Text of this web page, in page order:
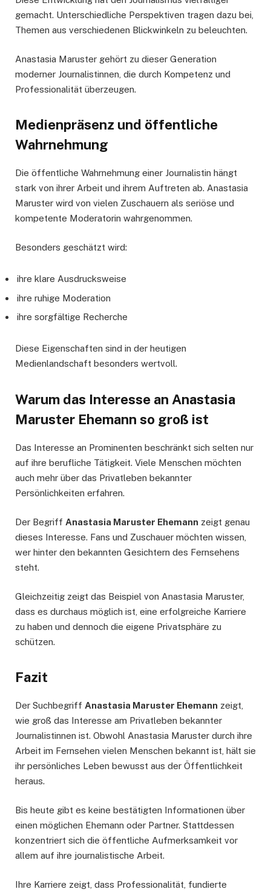
gemacht. Unterschiedliche Perspektiven tragen dazu bei,
Themen aus verschiedenen Blickwinkeln zu beleuchten.
Anastasia Maruster gehört zu dieser Generation
moderner Journalistinnen, die durch Kompetenz und
Professionalität überzeugen.
Medienpräsenz und öffentliche
Wahrnehmung
Die öffentliche Wahrnehmung einer Journalistin hängt
stark von ihrer Arbeit und ihrem Auftreten ab. Anastasia
Maruster wird von vielen Zuschauern als seriöse und
kompetente Moderatorin wahrgenommen.
Besonders geschätzt wird:
ihre klare Ausdrucksweise
ihre ruhige Moderation
ihre sorgfältige Recherche
Diese Eigenschaften sind in der heutigen
Medienlandschaft besonders wertvoll.
Warum das Interesse an Anastasia
Maruster Ehemann so groß ist
Das Interesse an Prominenten beschränkt sich selten nur
auf ihre berufliche Tätigkeit. Viele Menschen möchten
auch mehr über das Privatleben bekannter
Persönlichkeiten erfahren.
Der Begriff Anastasia Maruster Ehemann zeigt genau
dieses Interesse. Fans und Zuschauer möchten wissen,
wer hinter den bekannten Gesichtern des Fernsehens
steht.
Gleichzeitig zeigt das Beispiel von Anastasia Maruster,
dass es durchaus möglich ist, eine erfolgreiche Karriere
zu haben und dennoch die eigene Privatsphäre zu
schützen.
Fazit
Der Suchbegriff Anastasia Maruster Ehemann zeigt,
wie groß das Interesse am Privatleben bekannter
Journalistinnen ist. Obwohl Anastasia Maruster durch ihre
Arbeit im Fernsehen vielen Menschen bekannt ist, hält sie
ihr persönliches Leben bewusst aus der Öffentlichkeit
heraus.
Bis heute gibt es keine bestätigten Informationen über
einen möglichen Ehemann oder Partner. Stattdessen
konzentriert sich die öffentliche Aufmerksamkeit vor
allem auf ihre journalistische Arbeit.
Ihre Karriere zeigt, dass Professionalität, fundierte